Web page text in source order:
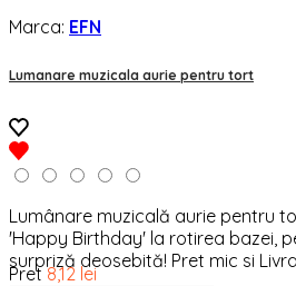
Marca: EFN
Lumanare muzicala aurie pentru tort
Lumânare muzicală aurie pentru
'Happy Birthday' la rotirea bazei,
surpriză deosebită! Pret mic si
Pret 8,12 lei